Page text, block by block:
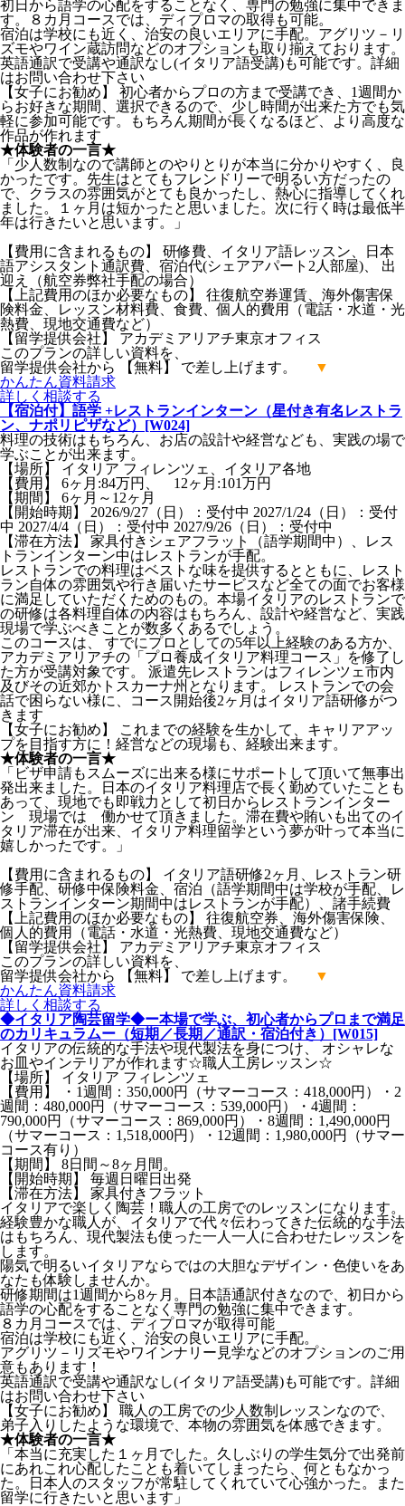
初日から語学の心配をすることなく、専門の勉強に集中できま
す。８カ月コースでは、ディプロマの取得も可能。
宿泊は学校にも近く、治安の良いエリアに手配。アグリツ－リ
ズモやワイン蔵訪問などのオプションも取り揃えております。
英語通訳で受講や通訳なし(イタリア語受講)も可能です。詳細
はお問い合わせ下さい
【女子にお勧め】 初心者からプロの方まで受講でき、1週間か
らお好きな期間、選択できるので、少し時間が出来た方でも気
軽に参加可能です。もちろん期間が長くなるほど、より高度な
作品が作れます
★体験者の一言★
「少人数制なので講師とのやりとりが本当に分かりやすく、良
かったです。先生はとてもフレンドリーで明るい方だったの
で、クラスの雰囲気がとても良かったし、熱心に指導してくれ
ました。１ヶ月は短かったと思いました。次に行く時は最低半
年は行きたいと思います。」
【費用に含まれるもの】 研修費、イタリア語レッスン、日本
語アシスタント通訳費、宿泊代(シェアアパート2人部屋)、 出
迎え（航空券弊社手配の場合）
【上記費用のほか必要なもの】 往復航空券運賃、海外傷害保
険料金、レッスン材料費、食費、個人的費用（電話・水道・光
熱費、現地交通費など）
【留学提供会社】 アカデミアリアチ東京オフィス
このプランの詳しい資料を、
留学提供会社から 【無料】 で差し上げます。
▼
かんたん資料請求
詳しく 相談する
【宿泊付】語学 +レストランインターン（星付き有名レストラ
ン、ナポリピザなど）[W024]
料理の技術はもちろん、お店の設計や経営なども、実践の場で
学ぶことが出来ます。
【場所】 イタリア フィレンツェ、イタリア各地
【費用】 6ヶ月:84万円、 12ヶ月:101万円
【期間】 6ヶ月～12ヶ月
【開始時期】 2026/9/27（日）：受付中 2027/1/24（日）：受付
中 2027/4/4（日）：受付中 2027/9/26（日）：受付中
【滞在方法】 家具付きシェアフラット（語学期間中）、レス
トランインターン中はレストランが手配。
レストランでの料理はベストな味を提供するとともに、レスト
ラン自体の雰囲気や行き届いたサービスなど全ての面でお客様
に満足していただくためのもの。本場イタリアのレストランで
の研修は各料理自体の内容はもちろん、設計や経営など、実践
現場で学ぶべきことが数多くあるでしょう。
このコースは、 すでにプロとしての5年以上経験のある方か、
アカデミアリアチの「プロ養成イタリア料理コース」を修了し
た方が受講対象です。 派遣先レストランはフィレンツェ市内
及びその近郊かトスカーナ州となります。 レストランでの会
話で困らない様に、コース開始後2ヶ月はイタリア語研修がつ
きます
【女子にお勧め】 これまでの経験を生かして、キャリアアッ
プを目指す方に！経営などの現場も、経験出来ます。
★体験者の一言★
「ビザ申請もスムーズに出来る様にサポートして頂いて無事出
発出来ました。日本のイタリア料理店で長く勤めていたことも
あって、現地でも即戦力として初日からレストランインター
ン 現場では 働かせて頂きました。滞在費や賄いも出てのイ
タリア滞在が出来、イタリア料理留学という夢が叶って本当に
嬉しかったです。」
【費用に含まれるもの】 イタリア語研修2ヶ月、レストラン研
修手配、研修中保険料金、宿泊（語学期間中は学校が手配、レ
ストランインターン期間中はレストランが手配）、諸手続費
【上記費用のほか必要なもの】 往復航空券、海外傷害保険、
個人的費用（電話・水道・光熱費、現地交通費など）
【留学提供会社】 アカデミアリアチ東京オフィス
このプランの詳しい資料を、
留学提供会社から 【無料】 で差し上げます。
▼
かんたん資料請求
詳しく 相談する
◆イタリア陶芸留学◆ー本場で学ぶ、初心者からプロまで満足
のカリキュラムー（短期／長期／通訳・宿泊付き）[W015]
イタリアの伝統的な手法や現代製法を身につけ、 オシャレな
お皿やインテリアが作れます☆職人工房レッスン☆
【場所】 イタリア フィレンツェ
【費用】 ・1週間：350,000円（サマーコース：418,000円）・2
週間：480,000円（サマーコース：539,000円）・4週間：
790,000円（サマーコース：869,000円）・8週間：1,490,000円
（サマーコース：1,518,000円）・12週間：1,980,000円（サマー
コース有り）
【期間】 8日間～8ヶ月間。
【開始時期】 毎週日曜日出発
【滞在方法】 家具付きフラット
イタリアで楽しく陶芸！職人の工房でのレッスンになります。
経験豊かな職人が、イタリアで代々伝わってきた伝統的な手法
はもちろん、現代製法も使った一人一人に合わせたレッスンを
します。
陽気で明るいイタリアならではの大胆なデザイン・色使いをあ
なたも体験しませんか。
研修期間は1週間から8ヶ月。日本語通訳付きなので、初日から
語学の心配をすることなく専門の勉強に集中できます。
８カ月コースでは、ディプロマが取得可能
宿泊は学校にも近く、治安の良いエリアに手配。
アグリツ－リズモやワインナリー見学などのオプションのご用
意もあります！
英語通訳で受講や通訳なし(イタリア語受講)も可能です。詳細
はお問い合わせ下さい
【女子にお勧め】 職人の工房での少人数制レッスンなので、
弟子入りしたような環境で、本物の雰囲気を体感できます。
★体験者の一言★
「本当に充実した１ヶ月でした。久しぶりの学生気分で出発前
にあれこれ心配したことも着いてしまったら、何ともなかっ
た。日本人のスタッフが常駐してくれていて心強かった。また
留学に行きたいと思います」